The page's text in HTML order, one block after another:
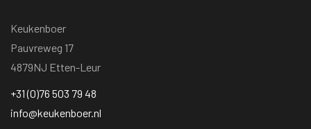
Keukenboer
Pauvreweg 17
4879NJ Etten-Leur
+31 (0)76 503 79 48
info@keukenboer.nl